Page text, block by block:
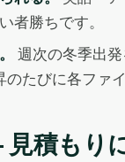
者勝ちです。
週次の冬季出
たびに各ファ
積もり